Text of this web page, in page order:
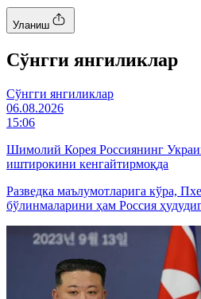
Уланиш
Cўнгги янгиликлар
Cўнгги янгиликлар
06.08.2026
15:06
Шимолий Корея Россиянинг
иштирокини кенгайтирмоқда
Разведка маълумотларига кўра,
бўлинмаларини ҳам Россия